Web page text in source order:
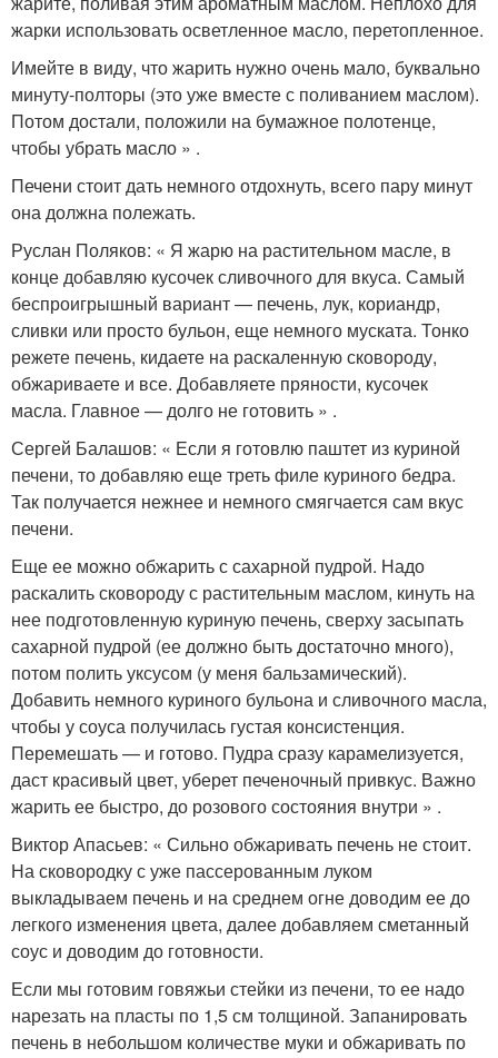
жарки использовать осветленное масло, перетопленное.
Имейте в виду, что жарить нужно очень мало, буквально
минуту-полторы (это уже вместе с поливанием маслом).
Потом достали, положили на бумажное полотенце,
чтобы убрать масло » .
Печени стоит дать немного отдохнуть, всего пару минут
она должна полежать.
Руслан Поляков: « Я жарю на растительном масле, в
конце добавляю кусочек сливочного для вкуса. Самый
беспроигрышный вариант — печень, лук, кориандр,
сливки или просто бульон, еще немного муската. Тонко
режете печень, кидаете на раскаленную сковороду,
обжариваете и все. Добавляете пряности, кусочек
масла. Главное — долго не готовить » .
Сергей Балашов: « Если я готовлю паштет из куриной
печени, то добавляю еще треть филе куриного бедра.
Так получается нежнее и немного смягчается сам вкус
печени.
Еще ее можно обжарить с сахарной пудрой. Надо
раскалить сковороду с растительным маслом, кинуть на
нее подготовленную куриную печень, сверху засыпать
сахарной пудрой (ее должно быть достаточно много),
потом полить уксусом (у меня бальзамический).
Добавить немного куриного бульона и сливочного масла,
чтобы у соуса получилась густая консистенция.
Перемешать — и готово. Пудра сразу карамелизуется,
даст красивый цвет, уберет печеночный привкус. Важно
жарить ее быстро, до розового состояния внутри » .
Виктор Апасьев: « Сильно обжаривать печень не стоит.
На сковородку с уже пассерованным луком
выкладываем печень и на среднем огне доводим ее до
легкого изменения цвета, далее добавляем сметанный
соус и доводим до готовности.
Если мы готовим говяжьи стейки из печени, то ее надо
нарезать на пласты по 1,5 см толщиной. Запанировать
печень в небольшом количестве муки и обжаривать по